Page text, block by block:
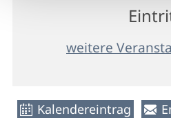
weitere
Kalendereintrag